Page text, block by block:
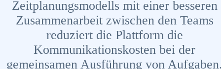
Zeitplanungsmodells mit einer besseren
Zusammenarbeit zwischen den Teams
reduziert die Plattform die
Kommunikationskosten bei der
gemeinsamen Ausführung von